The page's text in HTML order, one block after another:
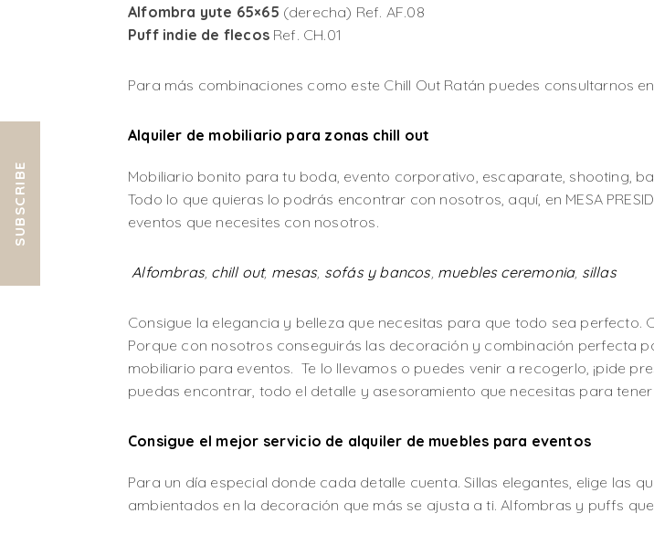
Alfombra yute 65×65 (derecha) Ref. AF.08
Puff indie de flecos Ref. CH.01
Para más combinaciones como este Chill Out Ratán puedes consultarnos en
Alquiler de mobiliario para zonas chill out
Mobiliario bonito para tu boda, evento corporativo, escaparate, shooting,
Todo lo que quieras lo podrás encontrar con nosotros, aquí, en MESA
eventos que necesites con nosotros.
Alfombras, chill out, mesas, sofás y bancos, muebles ceremonia, sillas
Consigue la elegancia y belleza que necesitas para que todo sea
Porque con nosotros conseguirás las decoración y combinación perfecta
mobiliario para eventos. Te lo llevamos o puedes venir a recogerlo, ¡pide
puedas encontrar, todo el detalle y asesoramiento que necesitas para
Consigue el mejor servicio de alquiler de muebles para eventos
Para un día especial donde cada detalle cuenta. Sillas elegantes, elige las
ambientados en la decoración que más se ajusta a ti. Alfombras y puffs
SUBSCRIBE